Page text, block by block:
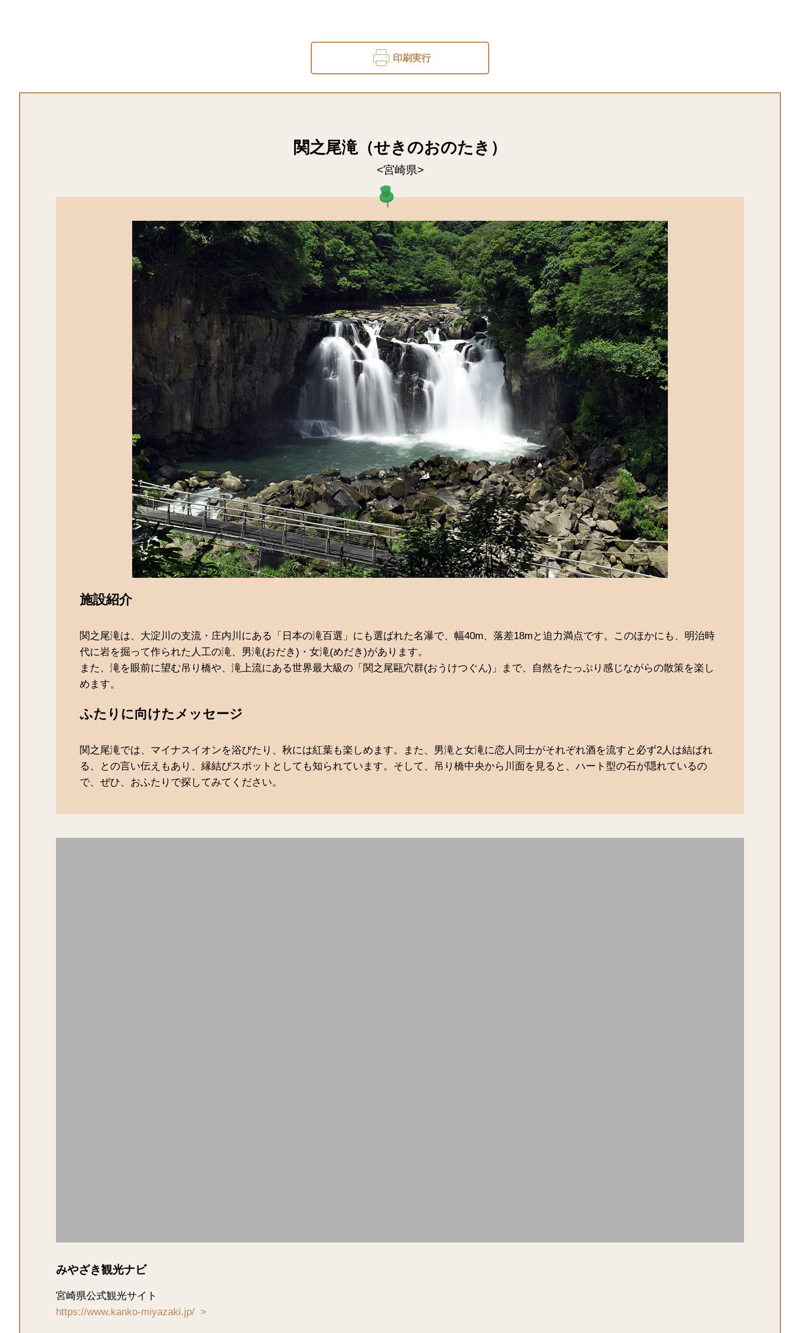
印刷実行
関之尾滝（せきのおのたき）
<宮崎県>
施設紹介
関之尾滝は、大淀川の支流・庄内川にある「日本の滝百選」にも選ばれた名瀑で、幅40m、落差18mと迫力満点です。このほかにも、明治時
代に岩を掘って作られた人工の滝、男滝(おだき)・女滝(めだき)があります。
また、滝を眼前に望む吊り橋や、滝上流にある世界最大級の「関之尾甌穴群(おうけつぐん)」まで、自然をたっぷり感じながらの散策を楽し
めます。
ふたりに向けたメッセージ
関之尾滝では、マイナスイオンを浴びたり、秋には紅葉も楽しめます。また、男滝と女滝に恋人同士がそれぞれ酒を流すと必ず2人は結ばれ
る、との言い伝えもあり、縁結びスポットとしても知られています。そして、吊り橋中央から川面を見ると、ハート型の石が隠れているの
で、ぜひ、おふたりで探してみてください。
みやざき観光ナビ
宮崎県公式観光サイト
https://www.kanko-miyazaki.jp/